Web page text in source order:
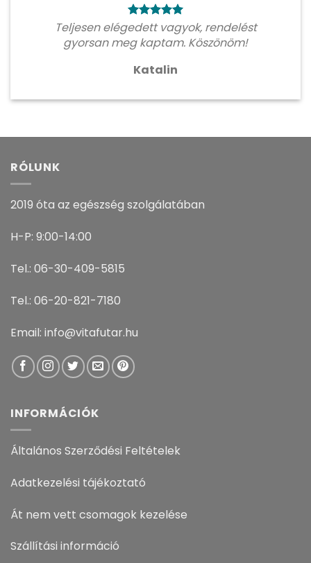
Teljesen elégedett vagyok, rendelést
gyorsan meg kaptam. Köszönöm!
Katalin
RÓLUNK
2019 óta az egészség szolgálatában
H-P: 9:00-14:00
Tel.: 06-30-409-5815
Tel.: 06-20-821-7180
Email: info@vitafutar.hu
INFORMÁCIÓK
Általános Szerződési Feltételek
Adatkezelési tájékoztató
Át nem vett csomagok kezelése
Szállítási információ